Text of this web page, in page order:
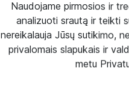
Naudojame pirmosios ir
analizuoti srautą ir teikti
nereikalauja Jūsų sutikimo,
privalomais slapukais ir
metu